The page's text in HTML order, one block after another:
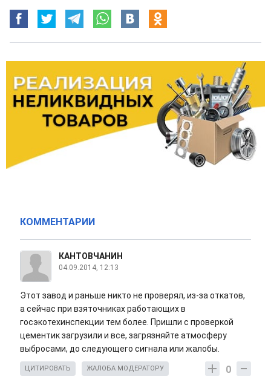
КОММЕНТАРИИ
КАНТОВЧАНИН
04.09.2014, 12:13
Этот завод и раньше никто не проверял, из-за откатов,
а сейчас при взяточниках работающих в
госэкотехинспекции тем более. Пришли с проверкой
цементик загрузили и все, загрязняйте атмосферу
выбросами, до следующего сигнала или жалобы.
0
ЦИТИРОВАТЬ ЖАЛОБА МОДЕРАТОРУ